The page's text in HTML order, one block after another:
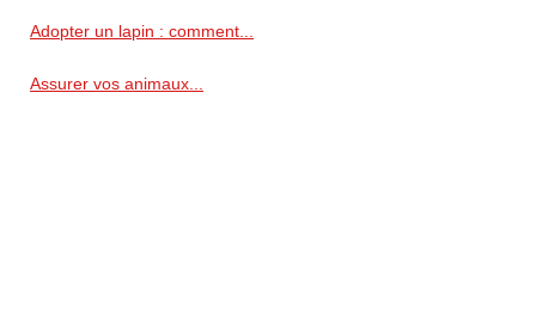
Adopter un lapin : comment...
Assurer vos animaux...